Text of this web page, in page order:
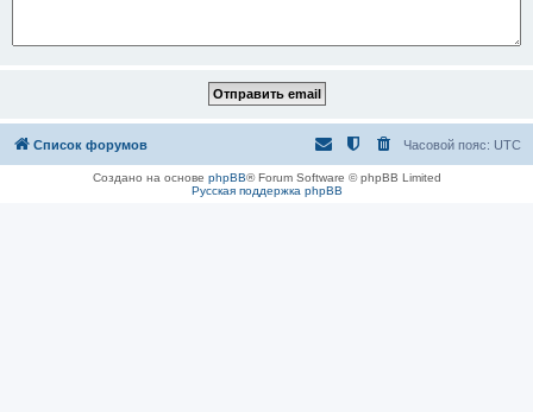
Список форумов Часовой пояс: UTC
Создано на основе phpBB® Forum Software © phpBB Limited
Русская поддержка phpBB